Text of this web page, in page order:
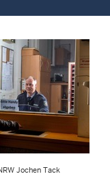
Jochen Tack